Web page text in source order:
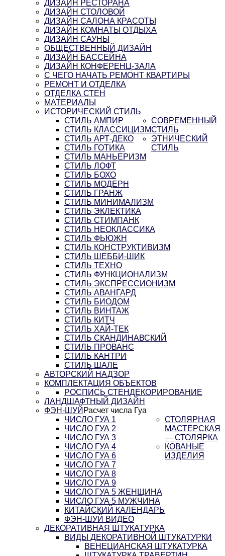
ДИЗАЙН РЕСТОРАНА
ДИЗАЙН СТОЛОВОЙ
ДИЗАЙН САЛОНА КРАСОТЫ
ДИЗАЙН КОМНАТЫ ОТДЫХА
ДИЗАЙН САУНЫ
ОБЩЕСТВЕННЫЙ ДИЗАЙН
ДИЗАЙН БАССЕЙНА
ДИЗАЙН КОНФЕРЕНЦ-ЗАЛА
С ЧЕГО НАЧАТЬ РЕМОНТ КВАРТИРЫ
РЕМОНТ И ОТДЕЛКА
ОТДЕЛКА СТЕН
МАТЕРИАЛЫ
ИСТОРИЧЕСКИЙ СТИЛЬ
СТИЛЬ АМПИР
СТИЛЬ КЛАССИЦИЗМ
СТИЛЬ АРТ-ДЕКО
СТИЛЬ ГОТИКА
СТИЛЬ МАНЬЕРИЗМ
СОВРЕМЕННЫЙ
СТИЛЬ
СТИЛЬ ЛОФТ
СТИЛЬ БОХО
СТИЛЬ МОДЕРН
СТИЛЬ ГРАНЖ
СТИЛЬ МИНИМАЛИЗМ
СТИЛЬ ЭКЛЕКТИКА
СТИЛЬ СТИМПАНК
СТИЛЬ НЕОКЛАССИКА
СТИЛЬ ФЬЮЖН
СТИЛЬ КОНСТРУКТИВИЗМ
СТИЛЬ ШЕББИ-ШИК
СТИЛЬ ТЕХНО
СТИЛЬ ФУНКЦИОНАЛИЗМ
СТИЛЬ ЭКСПРЕССИОНИЗМ
СТИЛЬ АВАНГАРД
СТИЛЬ БИОДОМ
СТИЛЬ ВИНТАЖ
СТИЛЬ КИТЧ
СТИЛЬ ХАЙ-ТЕК
ЭТНИЧЕСКИЙ
СТИЛЬ
СТИЛЬ СКАНДИНАВСКИЙ
СТИЛЬ ПРОВАНС
СТИЛЬ КАНТРИ
СТИЛЬ ШАЛЕ
АВТОРСКИЙ НАДЗОР
КОМПЛЕКТАЦИЯ ОБЪЕКТОВ
ДЕКОРИРОВАНИЕ
РОСПИСЬ СТЕН
ЛАНДШАФТНЫЙ ДИЗАЙН
ФЭН-ШУЙ Расчет числа Гуа
ЧИСЛО ГУА 1
ЧИСЛО ГУА 2
ЧИСЛО ГУА 3
ЧИСЛО ГУА 4
ЧИСЛО ГУА 6
ЧИСЛО ГУА 7
ЧИСЛО ГУА 8
ЧИСЛО ГУА 9
ЧИСЛО ГУА 5 ЖЕНЩИНА
ЧИСЛО ГУА 5 МУЖЧИНА
КИТАЙСКИЙ КАЛЕНДАРЬ
ФЭН-ШУЙ ВИДЕО
СТОЛЯРНАЯ
МАСТЕРСКАЯ
— СТОЛЯРКА
КОВАНЫЕ
ИЗДЕЛИЯ
ДЕКОРАТИВНАЯ ШТУКАТУРКА
ВИДЫ ДЕКОРАТИВНОЙ ШТУКАТУРКИ
ВЕНЕЦИАНСКАЯ ШТУКАТУРКА